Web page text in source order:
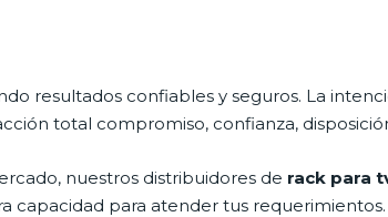
resultados confiables y seguros. La
total compromiso, confianza,
nuestros distribuidores de rack para
capacidad para atender tus requerimientos.